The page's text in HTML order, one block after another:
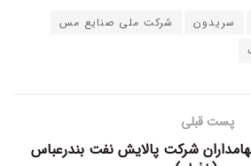
سریدون
شرکت ملی صنایع مس
پست قبلی
شرکت پالایش نفت بندرعباس